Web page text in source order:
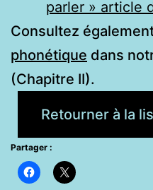
parler » article
Consultez
phonétique dans
(Chapitre II).
Retourner à la
Partager :